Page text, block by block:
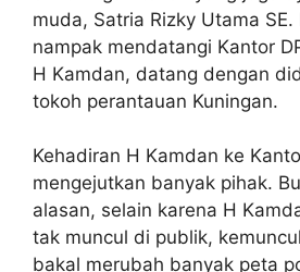
muda, Satria Rizky Utama SE.
nampak mendatangi Kantor
H Kamdan, datang dengan
tokoh perantauan Kuningan.
Kehadiran H Kamdan ke
mengejutkan banyak pihak.
alasan, selain karena H
tak muncul di publik,
bakal merubah banyak peta